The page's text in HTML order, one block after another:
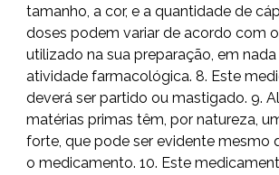
tamanho, a cor, e a quantidade de
doses podem variar de acordo com
utilizado na sua preparação, em
atividade farmacológica. 8. Este
deverá ser partido ou mastigado. 9.
matérias primas têm, por natureza,
forte, que pode ser evidente mesmo
o medicamento. 10. Este